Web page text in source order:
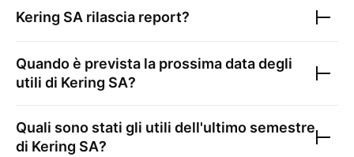
Kering SA rilascia report?
Quando è prevista la prossima data degli
utili di Kering SA?
Quali sono stati gli utili dell'ultimo semestre
di Kering SA?